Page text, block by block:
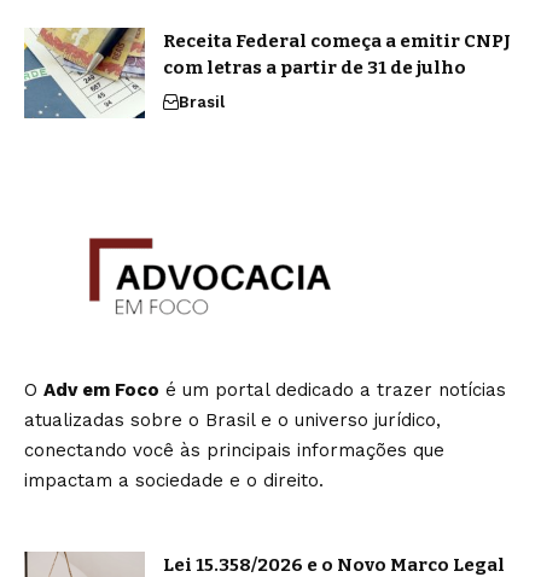
Receita Federal começa a emitir CNPJ
com letras a partir de 31 de julho
Brasil
O Adv em Foco é um portal dedicado a trazer notícias
atualizadas sobre o Brasil e o universo jurídico,
conectando você às principais informações que
impactam a sociedade e o direito.
Lei 15.358/2026 e o Novo Marco Legal